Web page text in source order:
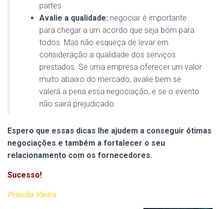
partes.
Avalie a qualidade: negociar é importante
para chegar a um acordo que seja bom para
todos. Mas não esqueça de levar em
consideração a qualidade dos serviços
prestados. Se uma empresa oferecer um valor
muito abaixo do mercado, avalie bem se
valerá a pena essa negociação, e se o evento
não sairá prejudicado.
Espero que essas dicas lhe ajudem a conseguir ótimas
negociações e também a fortalecer o seu
relacionamento com os fornecedores.
Sucesso!
Priscila Vieira